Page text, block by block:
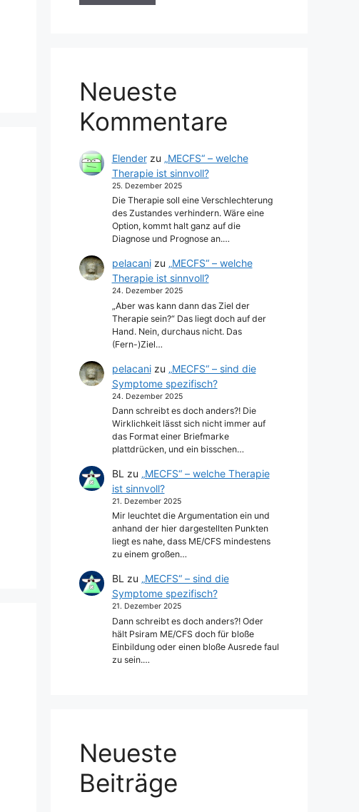
Neueste
Kommentare
Elenderzu „MECFS“ – welche
Therapie ist sinnvoll?
25. Dezember 2025
Die Therapie soll eine Verschlechterung
des Zustandes verhindern. Wäre eine
Option, kommt halt ganz auf die
Diagnose und Prognose an.…
pelacanizu „MECFS“ – welche
Therapie ist sinnvoll?
24. Dezember 2025
„Aber was kann dann das Ziel der
Therapie sein?“ Das liegt doch auf der
Hand. Nein, durchaus nicht. Das
(Fern-)Ziel…
pelacanizu „MECFS“ – sind die
Symptome spezifisch?
24. Dezember 2025
Dann schreibt es doch anders?! Die
Wirklichkeit lässt sich nicht immer auf
das Format einer Briefmarke
plattdrücken, und ein bisschen…
BL zu „MECFS“ – welche Therapie
ist sinnvoll?
21. Dezember 2025
Mir leuchtet die Argumentation ein und
anhand der hier dargestellten Punkten
liegt es nahe, dass ME/CFS mindestens
zu einem großen…
BL zu „MECFS“ – sind die
Symptome spezifisch?
21. Dezember 2025
Dann schreibt es doch anders?! Oder
hält Psiram ME/CFS doch für bloße
Einbildung oder einen bloße Ausrede faul
zu sein.…
Neueste
Beiträge